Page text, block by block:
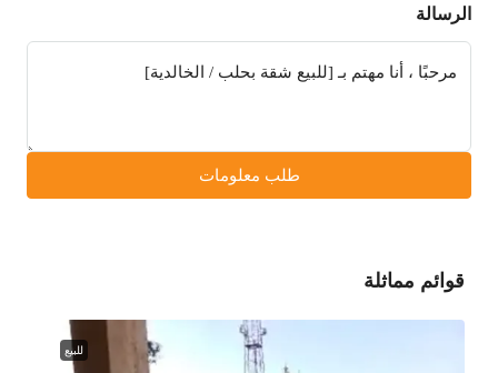
الرسالة
طلب معلومات
قوائم مماثلة
للبيع